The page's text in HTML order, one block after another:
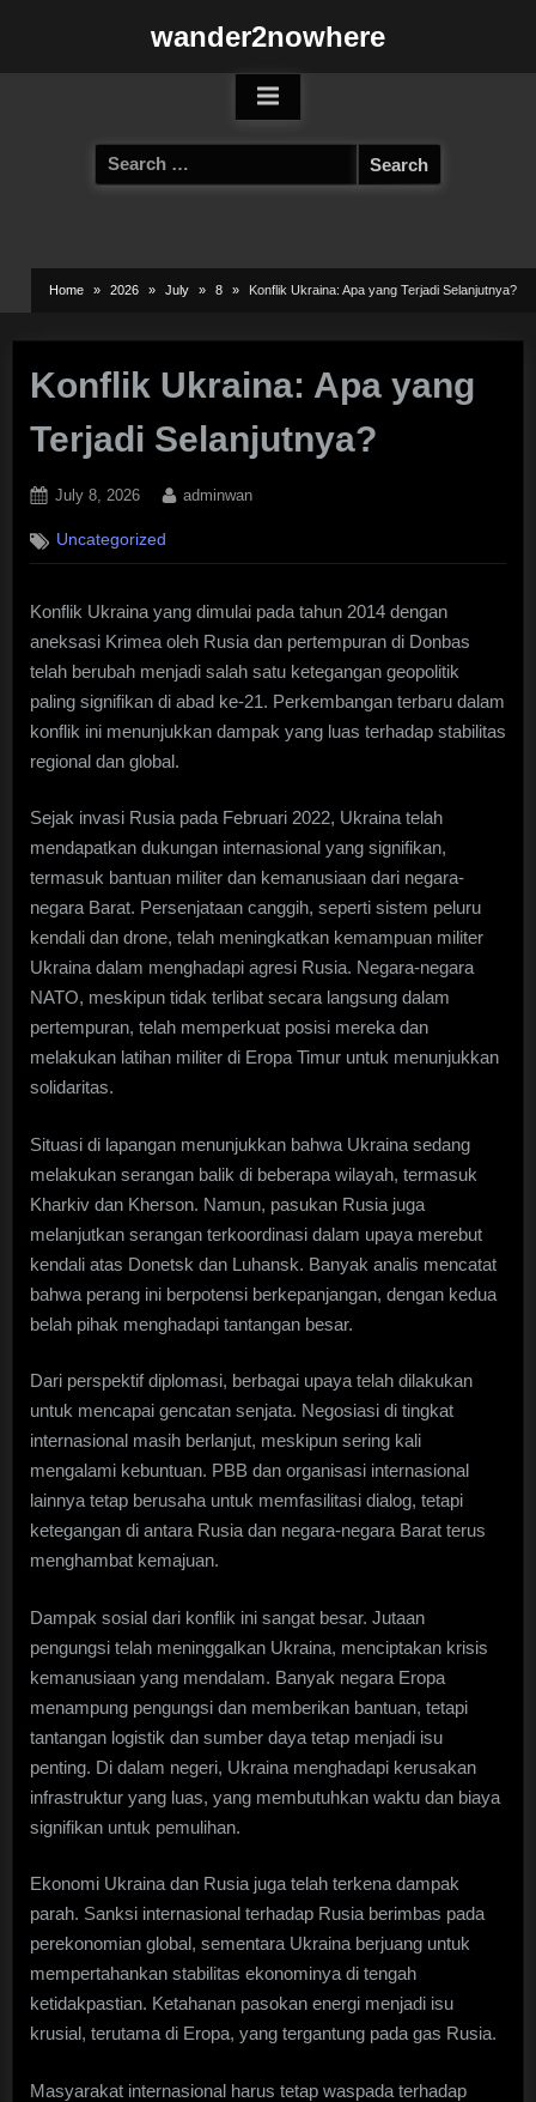
wander2nowhere
Search
for:
Home 2026 July 8 Konflik Ukraina: Apa yang Terjadi Selanjutnya?
Konflik Ukraina: Apa yang
Terjadi Selanjutnya?
Posted
July 8, 2026 By
adminwan
Uncategorized
Konflik Ukraina yang dimulai pada tahun 2014 dengan
aneksasi Krimea oleh Rusia dan pertempuran di Donbas
telah berubah menjadi salah satu ketegangan geopolitik
paling signifikan di abad ke-21. Perkembangan terbaru dalam
konflik ini menunjukkan dampak yang luas terhadap stabilitas
regional dan global.
Sejak invasi Rusia pada Februari 2022, Ukraina telah
mendapatkan dukungan internasional yang signifikan,
termasuk bantuan militer dan kemanusiaan dari negara-
negara Barat. Persenjataan canggih, seperti sistem peluru
kendali dan drone, telah meningkatkan kemampuan militer
Ukraina dalam menghadapi agresi Rusia. Negara-negara
NATO, meskipun tidak terlibat secara langsung dalam
pertempuran, telah memperkuat posisi mereka dan
melakukan latihan militer di Eropa Timur untuk menunjukkan
solidaritas.
Situasi di lapangan menunjukkan bahwa Ukraina sedang
melakukan serangan balik di beberapa wilayah, termasuk
Kharkiv dan Kherson. Namun, pasukan Rusia juga
melanjutkan serangan terkoordinasi dalam upaya merebut
kendali atas Donetsk dan Luhansk. Banyak analis mencatat
bahwa perang ini berpotensi berkepanjangan, dengan kedua
belah pihak menghadapi tantangan besar.
Dari perspektif diplomasi, berbagai upaya telah dilakukan
untuk mencapai gencatan senjata. Negosiasi di tingkat
internasional masih berlanjut, meskipun sering kali
mengalami kebuntuan. PBB dan organisasi internasional
lainnya tetap berusaha untuk memfasilitasi dialog, tetapi
ketegangan di antara Rusia dan negara-negara Barat terus
menghambat kemajuan.
Dampak sosial dari konflik ini sangat besar. Jutaan
pengungsi telah meninggalkan Ukraina, menciptakan krisis
kemanusiaan yang mendalam. Banyak negara Eropa
menampung pengungsi dan memberikan bantuan, tetapi
tantangan logistik dan sumber daya tetap menjadi isu
penting. Di dalam negeri, Ukraina menghadapi kerusakan
infrastruktur yang luas, yang membutuhkan waktu dan biaya
signifikan untuk pemulihan.
Ekonomi Ukraina dan Rusia juga telah terkena dampak
parah. Sanksi internasional terhadap Rusia berimbas pada
perekonomian global, sementara Ukraina berjuang untuk
mempertahankan stabilitas ekonominya di tengah
ketidakpastian. Ketahanan pasokan energi menjadi isu
krusial, terutama di Eropa, yang tergantung pada gas Rusia.
Masyarakat internasional harus tetap waspada terhadap